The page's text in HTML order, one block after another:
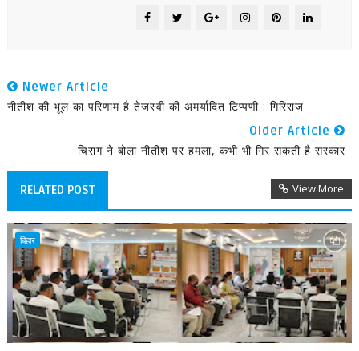
Newer Article
नीतीश की भूल का परिणाम है तेजस्वी की अमर्यादित टिप्पणी : गिरिराज
Older Article
चिराग ने बोला नीतीश पर हमला, कभी भी गिर सकती है सरकार
RELATED POST View More
बिहार